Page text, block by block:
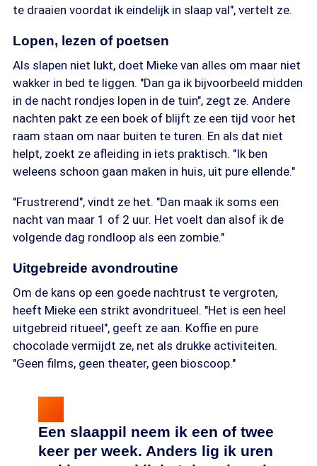
te draaien voordat ik eindelijk in slaap val", vertelt ze.
Lopen, lezen of poetsen
Als slapen niet lukt, doet Mieke van alles om maar niet
wakker in bed te liggen. "Dan ga ik bijvoorbeeld midden
in de nacht rondjes lopen in de tuin", zegt ze. Andere
nachten pakt ze een boek of blijft ze een tijd voor het
raam staan om naar buiten te turen. En als dat niet
helpt, zoekt ze afleiding in iets praktisch. "Ik ben
weleens schoon gaan maken in huis, uit pure ellende."
"Frustrerend", vindt ze het. "Dan maak ik soms een
nacht van maar 1 of 2 uur. Het voelt dan alsof ik de
volgende dag rondloop als een zombie."
Uitgebreide avondroutine
Om de kans op een goede nachtrust te vergroten,
heeft Mieke een strikt avondritueel. "Het is een heel
uitgebreid ritueel", geeft ze aan. Koffie en pure
chocolade vermijdt ze, net als drukke activiteiten.
"Geen films, geen theater, geen bioscoop."
Een slaappil neem ik een of twee
keer per week. Anders lig ik uren